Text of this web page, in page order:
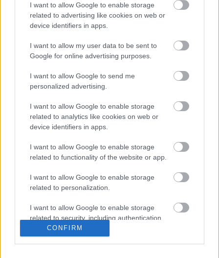
I want to allow Google to enable storage
related to advertising like cookies on web or
device identifiers in apps.
I want to allow my user data to be sent to
Google for online advertising purposes.
I want to allow Google to send me
personalized advertising.
I want to allow Google to enable storage
related to analytics like cookies on web or
device identifiers in apps.
I want to allow Google to enable storage
related to functionality of the website or app.
I want to allow Google to enable storage
related to personalization.
I want to allow Google to enable storage
related to security, including authentication
functionality and fraud prevention, and other
user protection.
CONFIRM
Címkék:hírek regényem
Ajánlott bejegyzések:
Bud Spencer babkonzervek
Mini-ünnep
18. születésnapi hét – Összefoglaló 2025-
Rövid helyzetjelentés